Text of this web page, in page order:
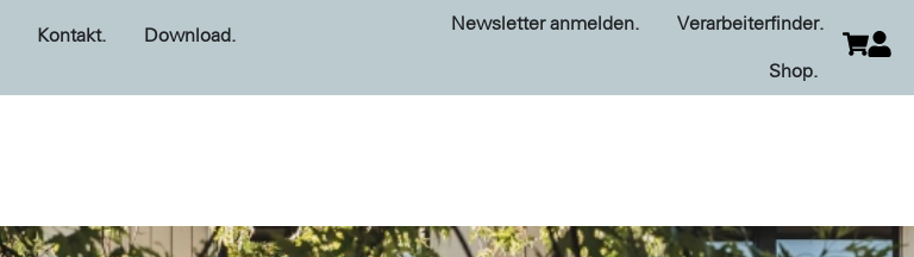
Kontakt. Download.
Newsletter anmelden. Verarbeiterfinder.
Shop.